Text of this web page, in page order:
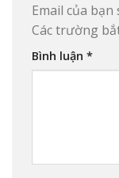
Email của
Các trường
Bình luận *